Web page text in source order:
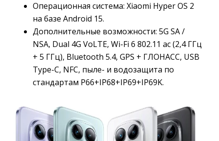
Операционная система: Xiaomi Hyper OS 2
на базе Android 15.
Дополнительные возможности: 5G SA /
NSA, Dual 4G VoLTE, Wi-Fi 6 802.11 ac (2,4 ГГц
+ 5 ГГц), Bluetooth 5.4, GPS + ГЛОНАСС, USB
Type-C, NFC, пыле- и водозащита по
стандартам P66+IP68+IP69+IP69K.